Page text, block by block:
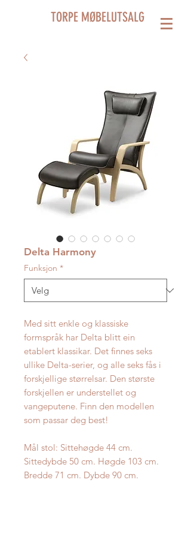
TORPE MØBELUTSALG
Delta Harmony
Funksjon *
Med sitt enkle og klassiske
formspråk har Delta blitt ein
etablert klassikar. Det finnes seks
ullike Delta-serier, og alle seks fås i
forskjellige størrelsar. Den største
forskjellen er understellet og
vangeputene. Finn den modellen
som passar deg best!
Mål stol: Sittehøgde 44 cm.
Sittedybde 50 cm. Høgde 103 cm.
Bredde 71 cm. Dybde 90 cm.